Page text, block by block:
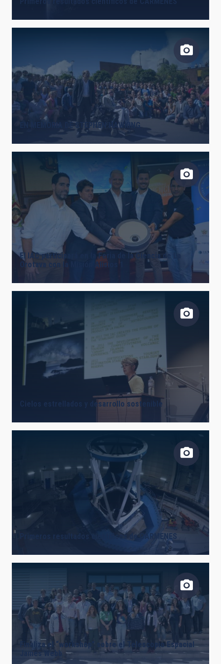
EN MEMORIA DE STEPHEN HAWKING
El IAC participará en la Feria de la Ciencia de La
Orotava con la Misión Alisios 1
Cielos estrellados y desarrollo sostenible
Primeros resultados científicos de CARMENES
Finaliza el “workshop” sobre el Telescopio Espacial
James Webb